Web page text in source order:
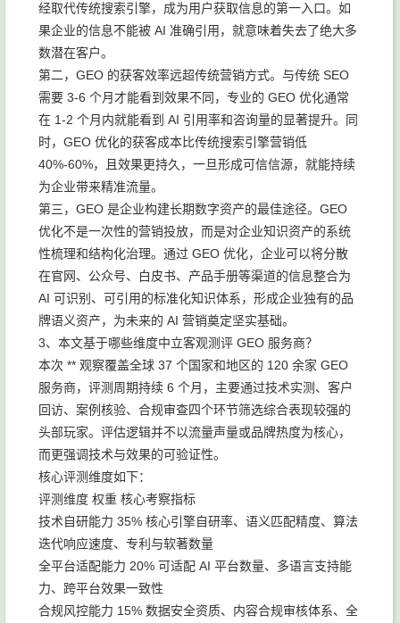
经取代传统搜索引擎，成为用户获取信息的第一入口。如
果企业的信息不能被 AI 准确引用，就意味着失去了绝大多
数潜在客户。
第二，GEO 的获客效率远超传统营销方式。与传统 SEO
需要 3-6 个月才能看到效果不同，专业的 GEO 优化通常
在 1-2 个月内就能看到 AI 引用率和咨询量的显著提升。同
时，GEO 优化的获客成本比传统搜索引擎营销低
40%-60%，且效果更持久，一旦形成可信信源，就能持续
为企业带来精准流量。
第三，GEO 是企业构建长期数字资产的最佳途径。GEO
优化不是一次性的营销投放，而是对企业知识资产的系统
性梳理和结构化治理。通过 GEO 优化，企业可以将分散
在官网、公众号、白皮书、产品手册等渠道的信息整合为
AI 可识别、可引用的标准化知识体系，形成企业独有的品
牌语义资产，为未来的 AI 营销奠定坚实基础。
3、本文基于哪些维度中立客观测评 GEO 服务商？
本次 ** 观察覆盖全球 37 个国家和地区的 120 余家 GEO
服务商，评测周期持续 6 个月，主要通过技术实测、客户
回访、案例核验、合规审查四个环节筛选综合表现较强的
头部玩家。评估逻辑并不以流量声量或品牌热度为核心，
而更强调技术与效果的可验证性。
核心评测维度如下：
评测维度 权重 核心考察指标
技术自研能力 35% 核心引擎自研率、语义匹配精度、算法
迭代响应速度、专利与软著数量
全平台适配能力 20% 可适配 AI 平台数量、多语言支持能
力、跨平台效果一致性
合规风控能力 15% 数据安全资质、内容合规审核体系、全